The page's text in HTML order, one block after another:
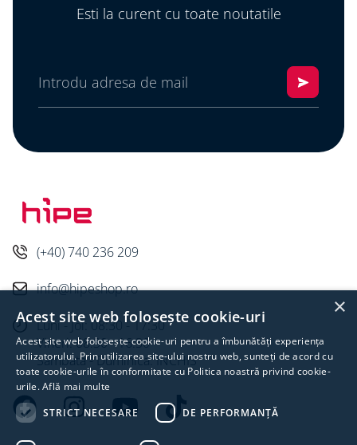
Esti la curent cu toate noutatile
(+40) 740 236 209
info@hipeshop.ro
Luni - Joi: 08:30 - 17:30
Vineri: 08:30 - 16:30
Sambata - Duminica: INCHIS
×
Acest site web folosește cookie-uri
Acest site web folosește cookie-uri pentru a îmbunătăți experiența
utilizatorului. Prin utilizarea site-ului nostru web, sunteți de acord cu
toate cookie-urile în conformitate cu Politica noastră privind cookie-
urile.Află mai multe
STRICT NECESARE
DE PERFORMANȚĂ